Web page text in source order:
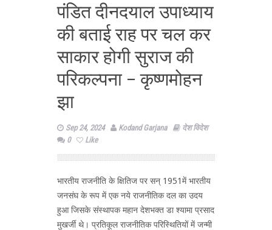
पंडित दीनदयाल उपाध्याय
की बताई राह पर चल कर
साकार होगी सुराज की
परिकल्पना – कृष्णमोहन
झा
Sep 24, 2024 Kodand Garjana
देश विदेश
0
Like
भारतीय राजनीति के क्षितिज पर सन् 1951में भारतीय
जनसंघ के रूप में एक नये राजनीतिक दल का उदय
हुआ जिसके संस्थापक महान देशभक्त डा श्यामा प्रसाद
मुखर्जी थे। प्रतिकूल राजनीतिक परिस्थितियों में जन्मी